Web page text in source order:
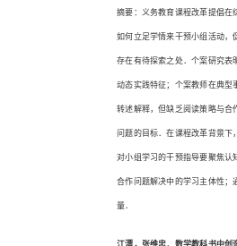
摘要：义务教育课程改革提倡在
如何立足学情来干预小组活动，
存在有待探索之处．个案研究表
动态实践特征；个案教师在典型
转述解释，但缺乏阅读策略与合
问题的目标．在课程改革背景下
对小组学习的干预指导要聚焦认
合作问题解决中的学习主体性；
量．